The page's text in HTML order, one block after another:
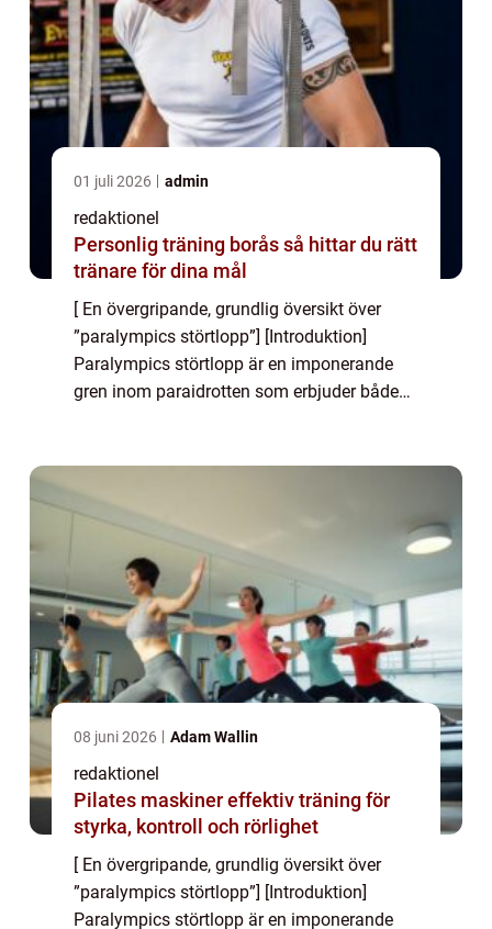
01 juli 2026 admin
redaktionel
Personlig träning borås så hittar du rätt
tränare för dina mål
[ En övergripande, grundlig översikt över
”paralympics störtlopp”] [Introduktion]
Paralympics störtlopp är en imponerande
gren inom paraidrotten som erbjuder både
08 juni 2026 Adam Wallin
redaktionel
Pilates maskiner effektiv träning för
styrka, kontroll och rörlighet
[ En övergripande, grundlig översikt över
”paralympics störtlopp”] [Introduktion]
Paralympics störtlopp är en imponerande